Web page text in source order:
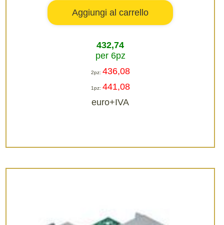
432,74
per 6pz
2pz: 436,08
1pz: 441,08
euro+IVA